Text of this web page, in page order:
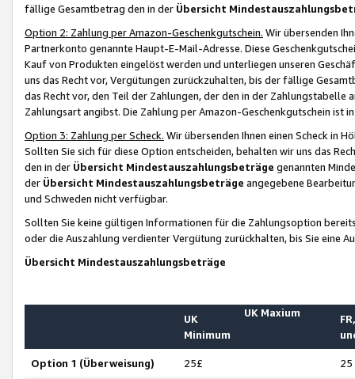
fällige Gesamtbetrag den in der Übersicht
Option 2: Zahlung per Amazon-Geschenkgutschein. Wir übersenden
Partnerkonto genannte Haupt-E-Mail-Adresse. Diese
Kauf von Produkten eingelöst werden und unterliegen unseren
uns das Recht vor, Vergütungen zurückzuhalten, bis der fällige
das Recht vor, den Teil der Zahlungen, der den in der
Zahlungsart angibst. Die Zahlung per Amazon-Geschenkgutschein ist
Option 3: Zahlung per Scheck. Wir übersenden Ihnen einen Scheck in
Sollten Sie sich für diese Option entscheiden, behalten wir uns das
den in der Übersicht Mindestauszahlungsbeträge genannten
der Übersicht Mindestauszahlungsbeträge angegebene
und Schweden nicht verfügbar.
Sollten Sie keine gültigen Informationen für die Zahlungsoption
oder die Auszahlung verdienter Vergütung zurückhalten, bis Sie
Übersicht Mindestauszahlungsbeträge
UK
Minimum
UK Maxium
Option 1 (Überweisung) 25£ 25